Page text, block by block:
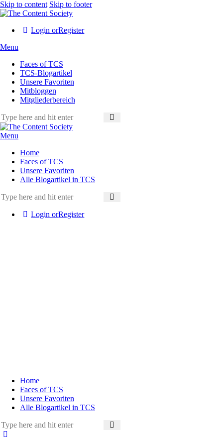
Skip to content Skip to footer
Login orRegister
Menu
Faces of TCS
TCS-Blogartikel
Unsere Favoriten
Mitbloggen
Mitgliederbereich
Menu
Home
Faces of TCS
Unsere Favoriten
Alle Blogartikel in TCS
Login orRegister
Home
Faces of TCS
Unsere Favoriten
Alle Blogartikel in TCS